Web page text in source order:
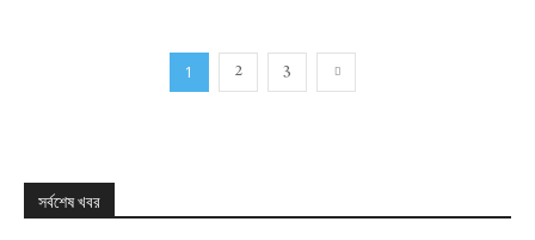
1 2 3
সর্বশেষ খবর